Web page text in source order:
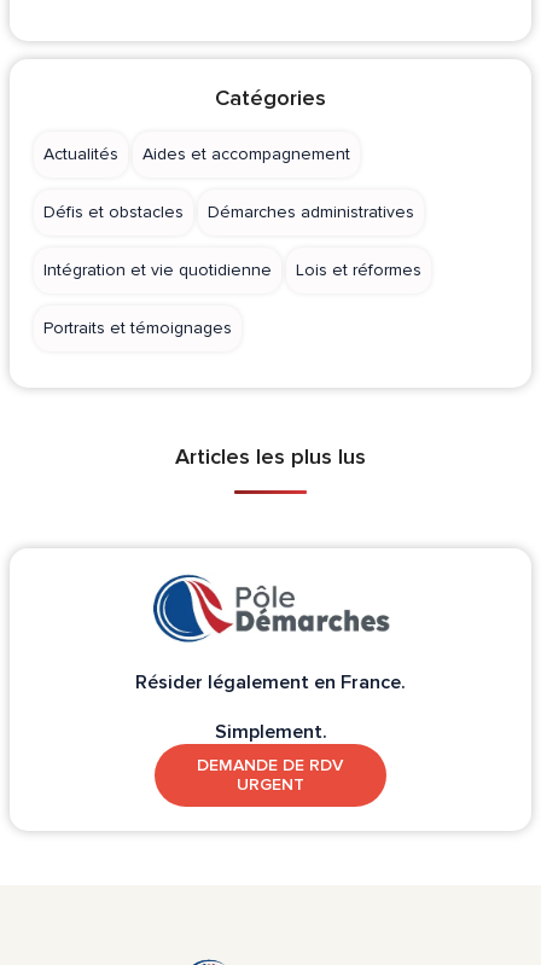
Catégories
Actualités Aides et accompagnement
Défis et obstacles Démarches administratives
Intégration et vie quotidienne Lois et réformes
Portraits et témoignages
Articles les plus lus
Résider légalement en France.
Simplement.
DEMANDE DE RDV
URGENT